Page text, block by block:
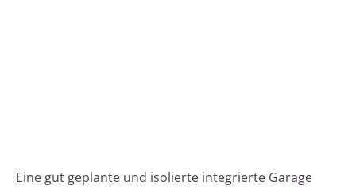
Eine gut geplante und isolierte integrierte Garage